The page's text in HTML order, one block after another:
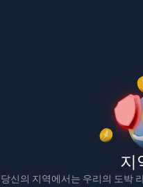
지
당신의 지역에서는 우리의 도박